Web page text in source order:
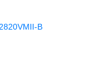
B